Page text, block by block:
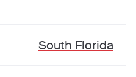
South Florida